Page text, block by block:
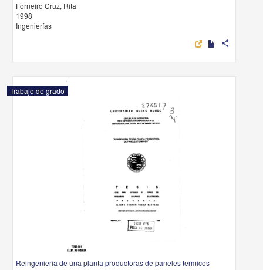
Forneiro Cruz, Rita
1998
Ingenierías
share
Trabajo de grado
Reingenieria de una planta productoras de paneles termicos